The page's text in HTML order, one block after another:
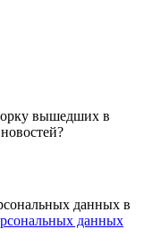
вышедших в
данных в
данных